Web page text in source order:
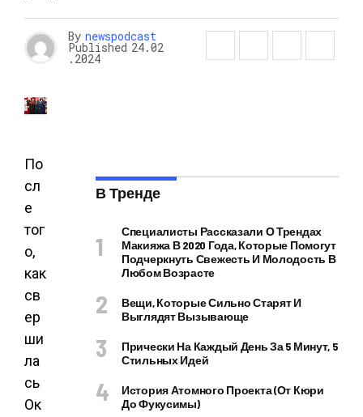
By newspodcast
Published 24.02
.2024
По
сл
е
тог
о,
как
св
ер
ши
ла
сь
Ок
В Тренде
Специалисты Рассказали О Трендах
Макияжа В 2020 Года, Которые Помогут
Подчеркнуть Свежесть И Молодость В
Любом Возрасте
Вещи, Которые Сильно Старят И
Выглядят Вызывающе
Прически На Каждый День За 5 Минут, 5
Стильных Идей
История Атомного Проекта (от Кюри
До Фукусимы)